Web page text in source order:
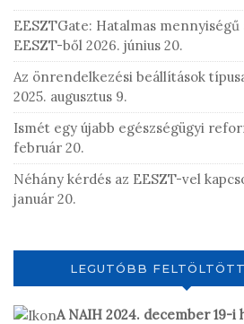
EESZTGate: Hatalmas
EESZT-ből 2026. június 20.
Az önrendelkezési beállítások
2025. augusztus 9.
Ismét egy újabb egészségügyi
február 20.
Néhány kérdés az EESZT-vel
január 20.
LEGUTÓBB
A NAIH 2024. december 19-i